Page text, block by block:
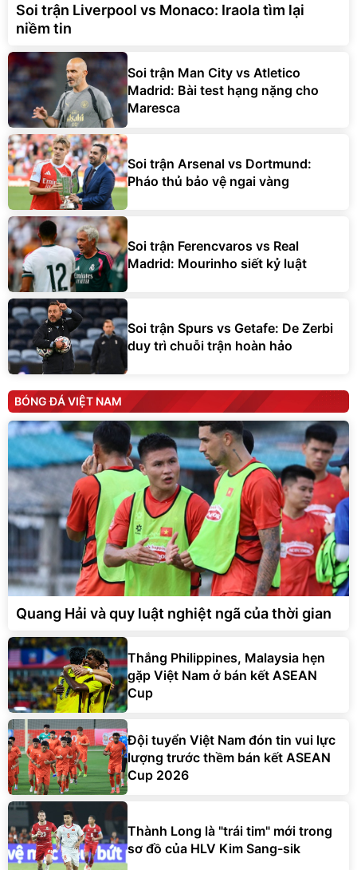
Soi trận Liverpool vs Monaco: Iraola tìm lại
niềm tin
Soi trận Man City vs Atletico
Madrid: Bài test hạng nặng cho
Maresca
Soi trận Arsenal vs Dortmund:
Pháo thủ bảo vệ ngai vàng
Soi trận Ferencvaros vs Real
Madrid: Mourinho siết kỷ luật
Soi trận Spurs vs Getafe: De Zerbi
duy trì chuỗi trận hoàn hảo
BÓNG ĐÁ VIỆT NAM
Quang Hải và quy luật nghiệt ngã của thời gian
Thắng Philippines, Malaysia hẹn
gặp Việt Nam ở bán kết ASEAN
Cup
Đội tuyển Việt Nam đón tin vui lực
lượng trước thềm bán kết ASEAN
Cup 2026
Thành Long là "trái tim" mới trong
sơ đồ của HLV Kim Sang-sik